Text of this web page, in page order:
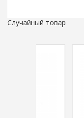
Случайный товар